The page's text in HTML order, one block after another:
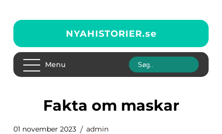
NYAHISTORIER.se
Menu
fakta om maskar
01 november 2023 admin